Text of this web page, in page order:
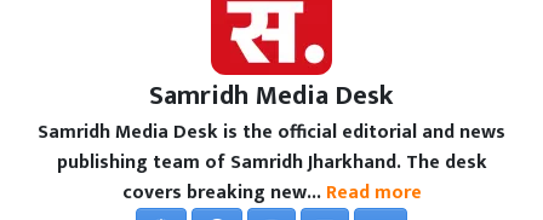
Samridh Media Desk
Samridh Media Desk is the official editorial and news
publishing team of Samridh Jharkhand. The desk
covers breaking new... Read more